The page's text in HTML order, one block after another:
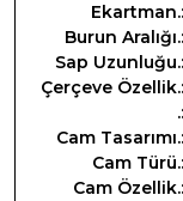
Ekartman.:
Burun Aralığı.:
Sap Uzunluğu.:
Çerçeve Özellik.:
.:
Cam Tasarımı.:
Cam Türü.:
Cam Özellik.: